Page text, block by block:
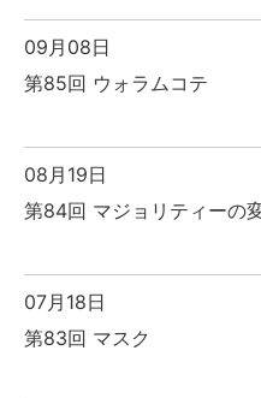
09月08日
第85回 ウォラムコテ
08月19日
第84回 マジョリティーの
07月18日
第83回 マスク